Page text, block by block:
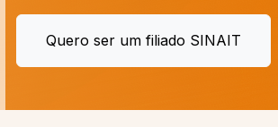
Quero ser um filiado SINAIT